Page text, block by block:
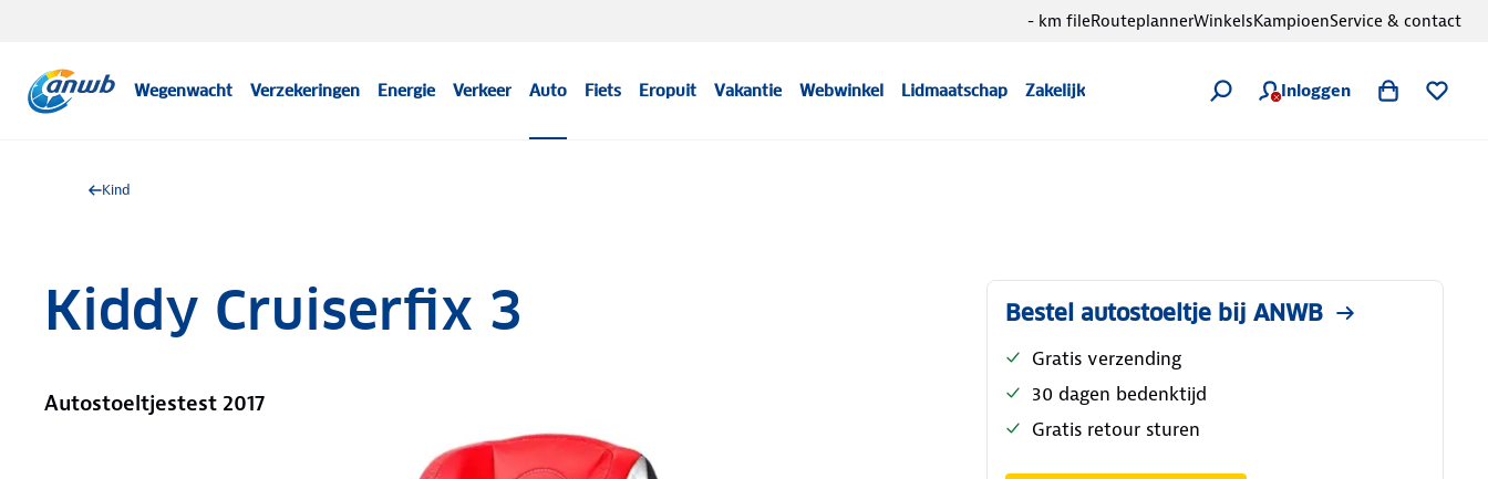
Wegenwacht Verzekeringen Energie Verkeer Auto Fiets Eropuit Vakantie Webwinkel Lidmaatschap Zakelijk Inloggen
- km fileRouteplannerWinkelsKampioenService & contact
Kind
Kiddy Cruiserfix 3
Autostoeltjestest 2017
Bestel autostoeltje bij ANWB
Gratis verzending
30 dagen bedenktijd
Gratis retour sturen